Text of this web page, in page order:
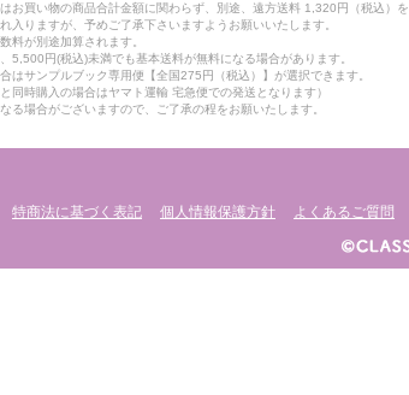
お買い物の商品合計金額に関わらず、別途、遠方送料 1,320円（税込）を
入りますが、予めご了承下さいますようお願いいたします。
料が別途加算されます。
5,500円(税込)未満でも基本送料が無料になる場合があります。
はサンプルブック専用便【全国275円（税込）】が選択できます。
同時購入の場合はヤマト運輸 宅急便での発送となります）
る場合がございますので、ご了承の程をお願いたします。
特商法に基づく表記 個人情報保護方針 よくあるご質問